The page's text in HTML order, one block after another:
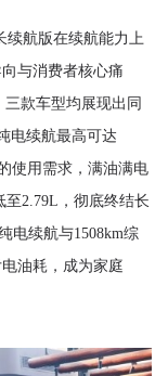
续航版在续航能力上
与消费者核心痛
款车型均展现出同
电续航最高可达
使用需求，满油满电
至2.79L，彻底终结长
电续航与1508km综
油耗，成为家庭